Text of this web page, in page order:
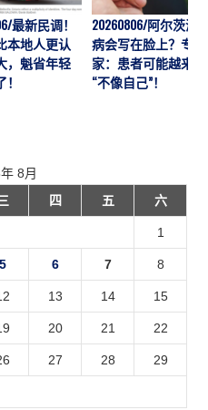
最新民调！
本地人更认
，魁省年轻
20260806/阿尔茨海
病会写在脸上？专
家：患者可能越来越
“不像自己”！
8月
四 五 六
1
5 6 7 8
13 14 15
20 21 22
27 28 29